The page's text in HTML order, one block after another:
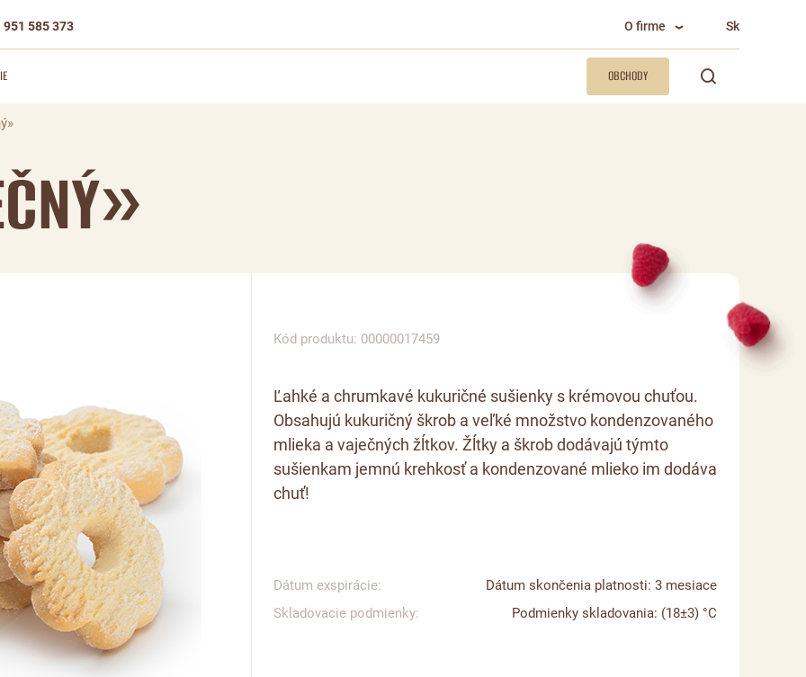
951 585 373 O firme Sk
OBCHODY
Kód produktu: 00000017459
Ľahké a chrumkavé kukuričné sušienky s krémovou chuťou.
Obsahujú kukuričný škrob a veľké množstvo kondenzovaného
mlieka a vaječných žĺtkov. Žĺtky a škrob dodávajú týmto
sušienkam jemnú krehkosť a kondenzované mlieko im dodáva
chuť!
Dátum exspirácie:
Dátum skončenia platnosti: 3 mesiace
Skladovacie podmienky:
Podmienky skladovania: (18±3) °C